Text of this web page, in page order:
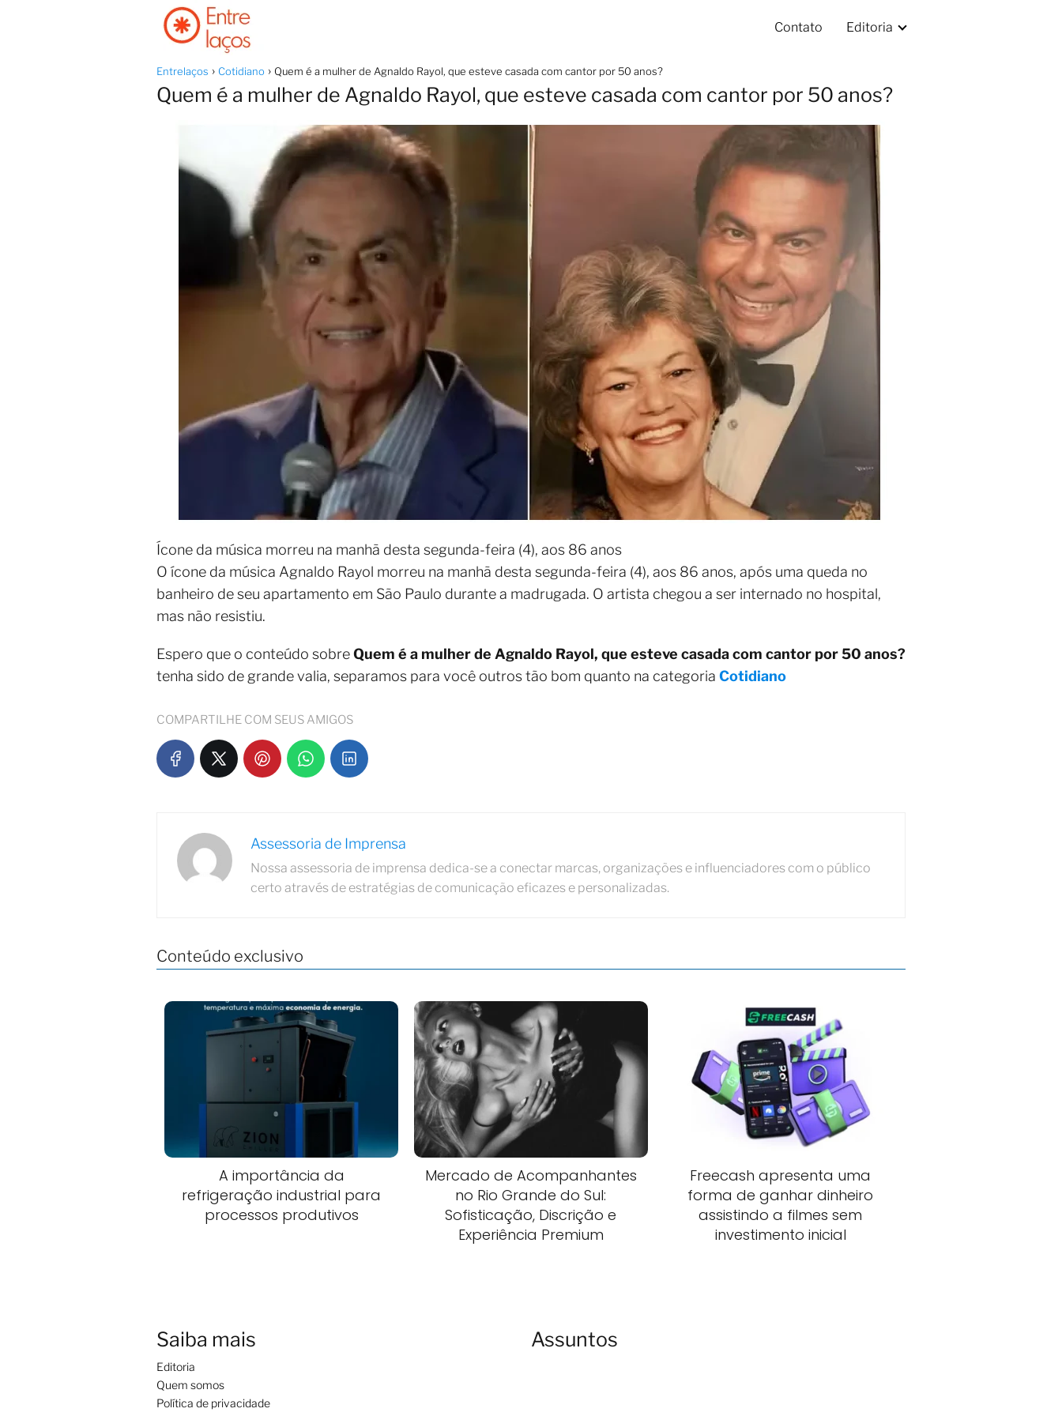
Contato Editoria
Entrelaços Cotidiano Quem é a mulher de Agnaldo Rayol, que esteve casada com cantor por 50 anos?
Quem é a mulher de Agnaldo Rayol, que esteve casada com cantor por 50 anos?
Ícone da música morreu na manhã desta segunda-feira (4), aos 86 anos
O ícone da música Agnaldo Rayol morreu na manhã desta segunda-feira (4), aos 86 anos, após uma queda no
banheiro de seu apartamento em São Paulo durante a madrugada. O artista chegou a ser internado no hospital,
mas não resistiu.
Espero que o conteúdo sobreQuem é a mulher de Agnaldo Rayol, que esteve casada com cantor por 50 anos?
tenha sido de grande valia, separamos para você outros tão bom quanto na categoria Cotidiano
COMPARTILHE COM SEUS AMIGOS
Assessoria de Imprensa
Nossa assessoria de imprensa dedica-se a conectar marcas, organizações e influenciadores com o público
certo através de estratégias de comunicação eficazes e personalizadas.
Conteúdo exclusivo
A importância da
refrigeração industrial para
processos produtivos
Mercado de Acompanhantes
no Rio Grande do Sul:
Sofisticação, Discrição e
Experiência Premium
Freecash apresenta uma
forma de ganhar dinheiro
assistindo a filmes sem
investimento inicial
Saiba mais
Editoria
Quem somos
Política de privacidade
Assuntos